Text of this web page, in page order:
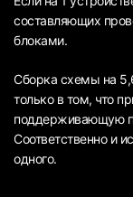
составляющих
блоками.
Сборка схемы на
только в том, что
поддерживающую
Соответственно и
одного.